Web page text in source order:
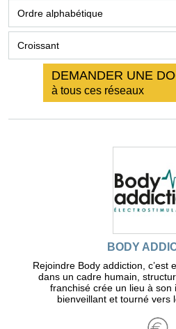
DEMANDER UNE
à tous ces réseaux
BODY
Rejoindre Body addiction, c’est
dans un cadre humain,
franchisé crée un lieu à son
bienveillant et tourné vers